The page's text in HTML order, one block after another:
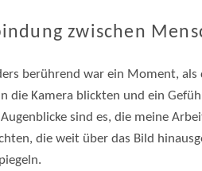
zwischen
berührend war ein Moment,
die Kamera blickten und ein
sind es, die meine
die weit über das Bild